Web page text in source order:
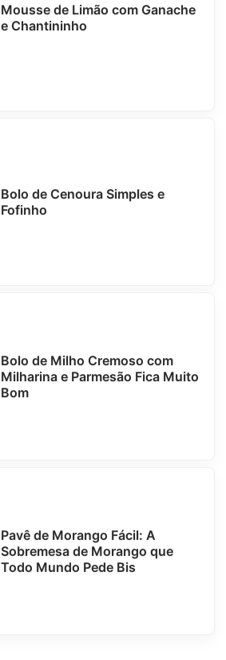
Mousse de Limão com Ganache
e Chantininho
Bolo de Cenoura Simples e
Fofinho
Bolo de Milho Cremoso com
Milharina e Parmesão Fica Muito
Bom
Pavê de Morango Fácil: A
Sobremesa de Morango que
Todo Mundo Pede Bis